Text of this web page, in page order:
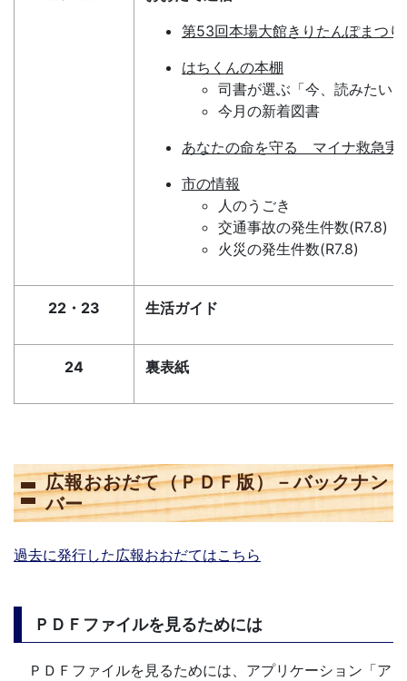
第53回本場大館きりたんぽまつ
はちくんの本棚
司書が選ぶ「今、読みたい
今月の新着図書
あなたの命を守る マイナ救急実
市の情報
人のうごき
交通事故の発生件数(R7.8)
火災の発生件数(R7.8)
22・23 生活ガイド
24 裏表紙
広報おおだて（ＰＤＦ版）－バックナン
バー
過去に発行した広報おおだてはこちら
ＰＤＦファイルを見るためには
ＰＤＦファイルを見るためには、アプリケーション「ア